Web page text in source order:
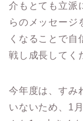
介もとても立派
らのメッセージ
くなることで自
戦し成長してく
今年度は、すみ
いないため、1